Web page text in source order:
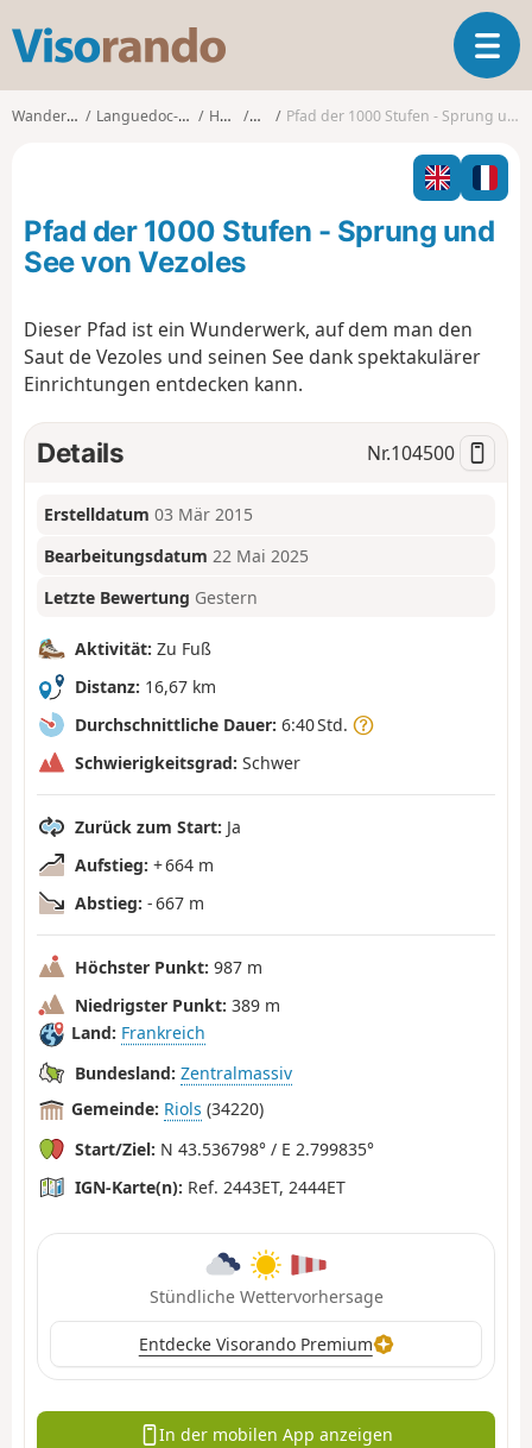
s
o
T
o
g
l
n
a
n
Wanderungen Languedoc-Roussillon Hérault Riols Pfad der 1000 Stufen - Sprung und See von Vezoles
Pfad der 1000 Stufen - Sprung und
See von Vezoles
Dieser Pfad ist ein Wunderwerk, auf dem man den
Saut de Vezoles und seinen See dank spektakulärer
Einrichtungen entdecken kann.
Details Nr.104500
Erstelldatum 03 Mär 2015
Bearbeitungsdatum 22 Mai 2025
Letzte Bewertung Gestern
Aktivität: Zu Fuß
Distanz: 16,67 km
Durchschnittliche Dauer: 6:40 Std.
Schwierigkeitsgrad: Schwer
Zurück zum Start: Ja
Aufstieg: + 664 m
Abstieg: - 667 m
Höchster Punkt: 987 m
Niedrigster Punkt: 389 m
Land: Frankreich
Bundesland: Zentralmassiv
Gemeinde: Riols (34220)
Start/Ziel: N 43.536798° / E 2.799835°
IGN-Karte(n): Ref. 2443ET, 2444ET
Stündliche Wettervorhersage
Entdecke Visorando Premium
In der mobilen App anzeigen